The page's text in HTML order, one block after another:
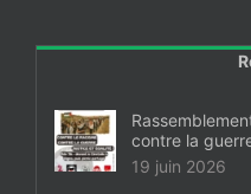
contre la
19 juin 2026